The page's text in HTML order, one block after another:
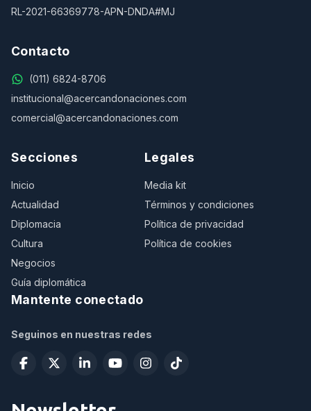
RL-2021-66369778-APN-DNDA#MJ
Contacto
(011) 6824-8706
institucional@acercandonaciones.com
comercial@acercandonaciones.com
Secciones
Inicio
Actualidad
Diplomacia
Cultura
Negocios
Guía diplomática
Legales
Media kit
Términos y condiciones
Política de privacidad
Política de cookies
Mantente conectado
Seguinos en nuestras redes